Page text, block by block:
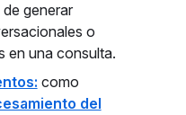
generar
o
en una consulta.
como
del